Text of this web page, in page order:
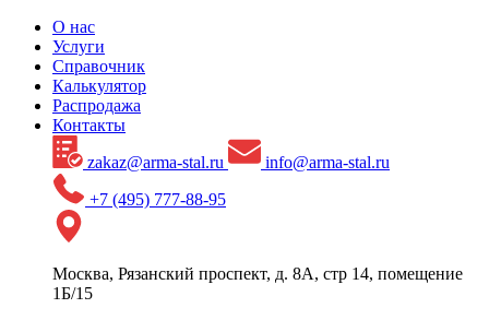
О нас
Услуги
Справочник
Калькулятор
Распродажа
Контакты
zakaz@arma-stal.ru
info@arma-stal.ru
+7 (495) 777-88-95
Москва, Рязанский проспект, д. 8А, стр 14, помещение
1Б/15